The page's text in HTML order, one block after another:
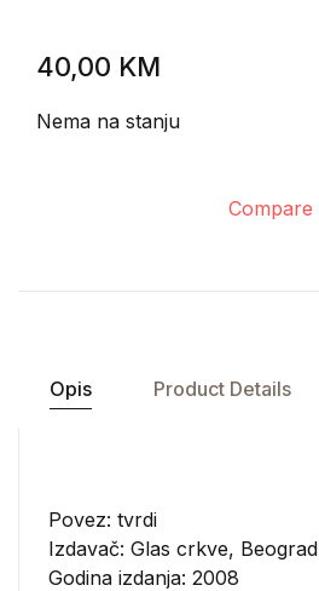
40,00 KM
Nema na stanju
Compare
Opis Product Details
Povez: tvrdi
Izdavač: Glas crkve, Beograd
Godina izdanja: 2008